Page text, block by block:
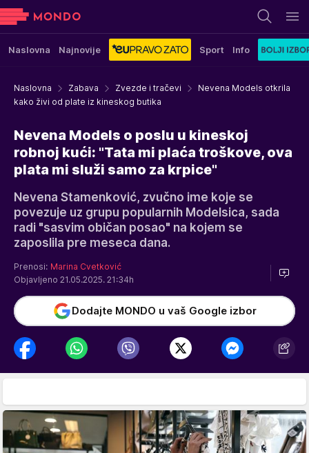
Naslovna Najnovije Sport Info
Naslovna Zabava Zvezde i tračevi
Nevena Models otkrila
kako živi od plate iz kineskog butika
Nevena Models o poslu u kineskoj
robnoj kući: "Tata mi plaća troškove, ova
plata mi služi samo za krpice"
Nevena Stamenković, zvučno ime koje se
povezuje uz grupu popularnih Modelsica, sada
radi "sasvim običan posao" na kojem se
zaposlila pre meseca dana.
Prenosi: Marina Cvetković
Objavljeno 21.05.2025. 21:34h
Dodajte MONDO u vaš Google izbor